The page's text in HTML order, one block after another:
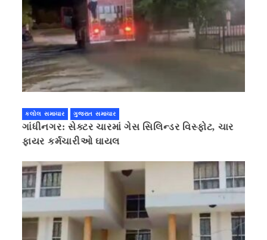
કલોલ સમાચાર ગુજરાત સમાચાર
ગાંધીનગર: સેક્ટર ચારમાં ગેસ સિલિન્ડર વિસ્ફોટ, ચાર
ફાયર કર્મચારીઓ ઘાયલ